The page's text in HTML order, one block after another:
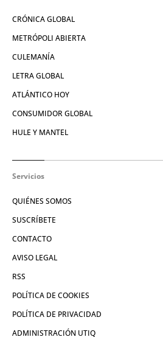
CRÓNICA GLOBAL
METRÓPOLI ABIERTA
CULEMANÍA
LETRA GLOBAL
ATLÁNTICO HOY
CONSUMIDOR GLOBAL
HULE Y MANTEL
Servicios
QUIÉNES SOMOS
SUSCRÍBETE
CONTACTO
AVISO LEGAL
RSS
POLÍTICA DE COOKIES
POLÍTICA DE PRIVACIDAD
ADMINISTRACIÓN UTIQ